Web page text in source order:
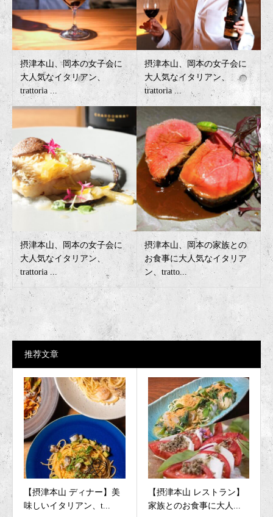
摂津本山、岡本の女子会に
大人気なイタリアン、
trattoria ...
摂津本山、岡本の女子会に
大人気なイタリアン、
trattoria ...
摂津本山、岡本の女子会に
大人気なイタリアン、
trattoria ...
摂津本山、岡本の家族との
お食事に大人気なイタリア
ン、tratto...
推荐文章
【摂津本山 ディナー】美
味しいイタリアン、t...
【摂津本山 レストラン】
家族とのお食事に大人...